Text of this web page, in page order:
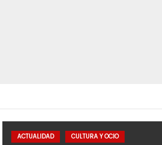
ACTUALIDAD CULTURA Y OCIO